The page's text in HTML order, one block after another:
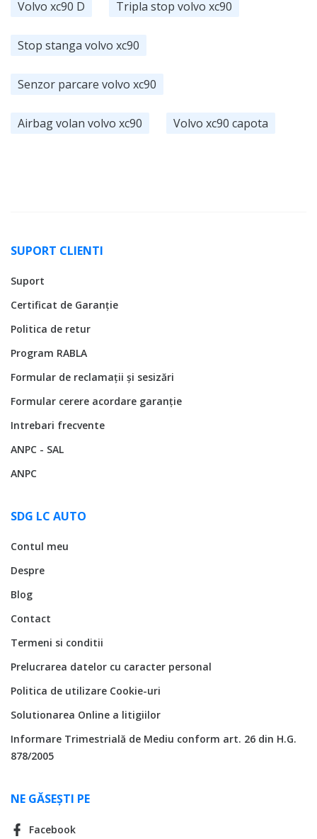
Volvo xc90 D Tripla stop volvo xc90
Stop stanga volvo xc90
Senzor parcare volvo xc90
Airbag volan volvo xc90 Volvo xc90 capota
SUPORT CLIENTI
Suport
Certificat de Garanție
Politica de retur
Program RABLA
Formular de reclamații și sesizări
Formular cerere acordare garanție
Intrebari frecvente
ANPC - SAL
ANPC
SDG LC AUTO
Contul meu
Despre
Blog
Contact
Termeni si conditii
Prelucrarea datelor cu caracter personal
Politica de utilizare Cookie-uri
Solutionarea Online a litigiilor
Informare Trimestrială de Mediu conform art. 26 din H.G.
878/2005
NE GĂSEȘTI PE
Facebook